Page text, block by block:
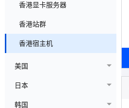
香港显卡服务器
香港站群
香港宿主机
美国
日本
韩国